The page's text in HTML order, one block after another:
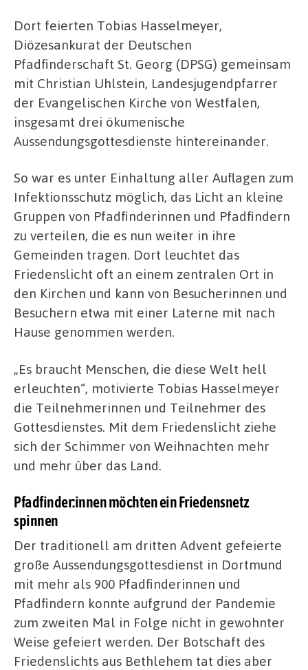
Dort feierten Tobias Hasselmeyer,
Diözesankurat der Deutschen
Pfadfinderschaft St. Georg (DPSG) gemeinsam
mit Christian Uhlstein, Landesjugendpfarrer
der Evangelischen Kirche von Westfalen,
insgesamt drei ökumenische
Aussendungsgottesdienste hintereinander.
So war es unter Einhaltung aller Auflagen zum
Infektionsschutz möglich, das Licht an kleine
Gruppen von Pfadfinderinnen und Pfadfindern
zu verteilen, die es nun weiter in ihre
Gemeinden tragen. Dort leuchtet das
Friedenslicht oft an einem zentralen Ort in
den Kirchen und kann von Besucherinnen und
Besuchern etwa mit einer Laterne mit nach
Hause genommen werden.
„Es braucht Menschen, die diese Welt hell
erleuchten“, motivierte Tobias Hasselmeyer
die Teilnehmerinnen und Teilnehmer des
Gottesdienstes. Mit dem Friedenslicht ziehe
sich der Schimmer von Weihnachten mehr
und mehr über das Land.
Pfadfinder:innen möchten ein Friedensnetz
spinnen
Der traditionell am dritten Advent gefeierte
große Aussendungsgottesdienst in Dortmund
mit mehr als 900 Pfadfinderinnen und
Pfadfindern konnte aufgrund der Pandemie
zum zweiten Mal in Folge nicht in gewohnter
Weise gefeiert werden. Der Botschaft des
Friedenslichts aus Bethlehem tat dies aber